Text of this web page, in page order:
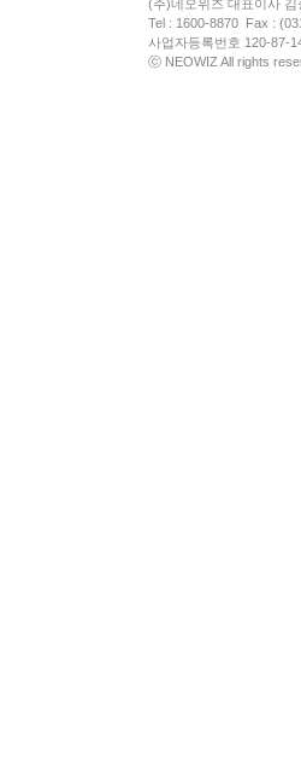
(주)네오위즈 대표이사
Tel : 1600-8870 Fax :
사업자등록번호 120-87-
ⓒ NEOWIZ All rights